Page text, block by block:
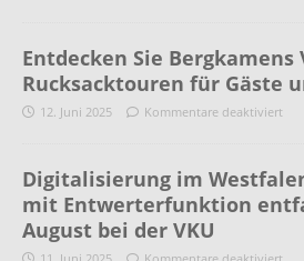
Entdecken Sie
Rucksacktouren für Gäste
12. Juni 2025 Kommentare deaktiviert
Digitalisierung im
mit Entwerterfunktion
August bei der VKU